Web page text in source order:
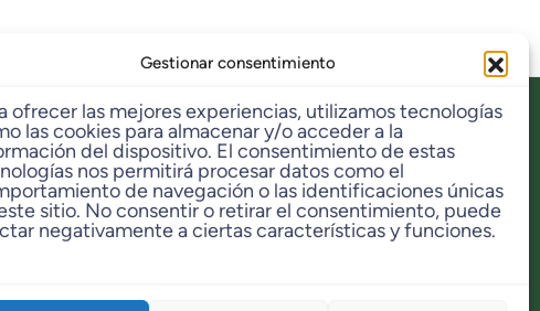
Gestionar consentimiento
ofrecer las mejores experiencias, utilizamos tecnologías
las cookies para almacenar y/o acceder a la
del dispositivo. El consentimiento de estas
nos permitirá procesar datos como el
de navegación o las identificaciones únicas
sitio. No consentir o retirar el consentimiento, puede
negativamente a ciertas características y funciones.
Contacto